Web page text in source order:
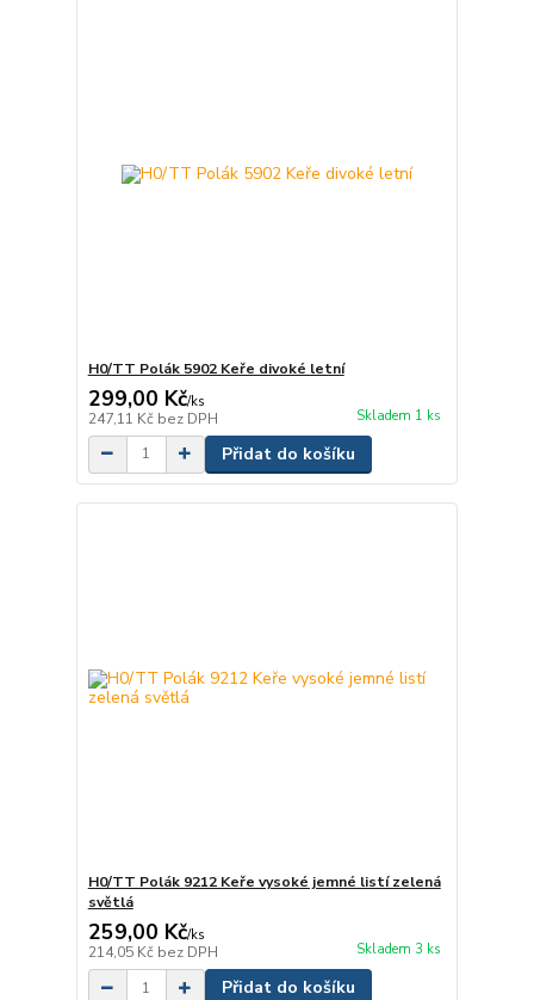
H0/TT Polák 5902 Keře divoké letní
299,00 Kč/ks
247,11 Kč bez DPH Skladem 1 ks
Přidat do košíku
H0/TT Polák 9212 Keře vysoké jemné listí zelená
světlá
259,00 Kč/ks
214,05 Kč bez DPH Skladem 3 ks
Přidat do košíku